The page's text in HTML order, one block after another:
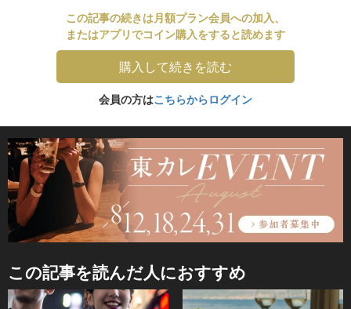
この記事の続きは月額プラン会員への加入、
またはアプリでコイン購入をすると読めます
購入して続きを読む
会員の方はこちらからログイン
この記事を読んだ人におすすめ